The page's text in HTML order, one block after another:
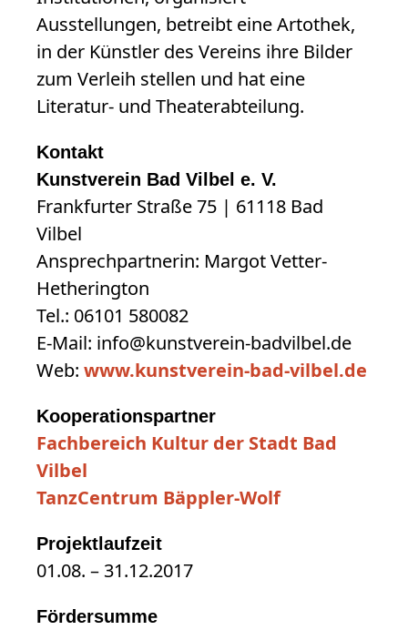
Ausstellungen, betreibt eine Artothek,
in der Künstler des Vereins ihre Bilder
zum Verleih stellen und hat eine
Literatur- und Theaterabteilung.
Kontakt
Kunstverein Bad Vilbel e. V.
Frankfurter Straße 75 | 61118 Bad
Vilbel
Ansprechpartnerin: Margot Vetter-
Hetherington
Tel.: 06101 580082
E-Mail: info@kunstverein-badvilbel.de
Web: www.kunstverein-bad-vilbel.de
Kooperationspartner
Fachbereich Kultur der Stadt Bad
Vilbel
TanzCentrum Bäppler-Wolf
Projektlaufzeit
01.08. – 31.12.2017
Fördersumme